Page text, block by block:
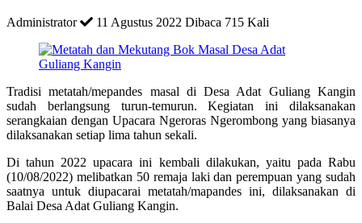
Administrator 11 Agustus 2022 Dibaca 715 Kali
Tradisi metatah/mepandes masal di Desa Adat Guliang Kangin
sudah berlangsung turun-temurun. Kegiatan ini dilaksanakan
serangkaian dengan Upacara Ngeroras Ngerombong yang biasanya
dilaksanakan setiap lima tahun sekali.
Di tahun 2022 upacara ini kembali dilakukan, yaitu pada Rabu
(10/08/2022) melibatkan 50 remaja laki dan perempuan yang sudah
saatnya untuk diupacarai metatah/mapandes ini, dilaksanakan di
Balai Desa Adat Guliang Kangin.